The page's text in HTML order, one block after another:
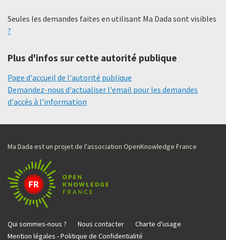
Seules les demandes faites en utilisant Ma Dada sont visibles
?
Plus d'infos sur cette autorité publique
Page d'accueil de l'autorité publique
Demandez-nous d'actualiser l'email pour les demandes
d'accès à l'information
Ma Dada est un projet de l'association OpenKnowledge France
Qui sommes-nous ? Nous contacter
Charte d'usage
Mention légales - Politique de Confidentialité